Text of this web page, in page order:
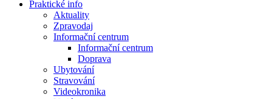
Praktické info
Aktuality
Zpravodaj
Informační centrum
Informační centrum
Doprava
Ubytování
Stravování
Videokronika